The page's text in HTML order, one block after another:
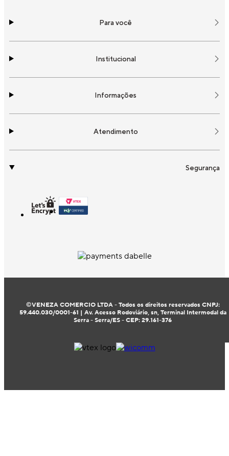
Para você
Institucional
Informações
Atendimento
Segurança
©VENEZA COMERCIO LTDA - Todos os direitos reservados CNPJ:
59.440.030/0001-61 | Av. Acesso Rodoviário, sn, Terminal Intermodal da
Serra - Serra/ES - CEP: 29.161-376